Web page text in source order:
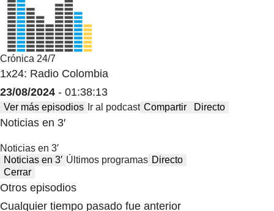
Crónica 24/7
1x24: Radio Colombia
23/08/2024 - 01:38:13
Ver más episodios Ir al podcast Compartir Directo
Noticias en 3′
Noticias en 3′
Noticias en 3′ Últimos programas Directo
Cerrar
Otros episodios
Cualquier tiempo pasado fue anterior